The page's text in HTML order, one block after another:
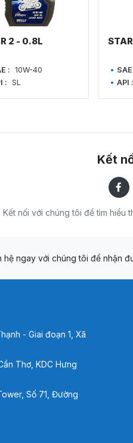
2 - 0.8L
:
10W-40
:
SL
API :
Kết
Kết nối với chúng tôi để tìm hiểu
hệ ngay với chúng tôi để nhận
- Giai đoạn 1, Xã
Thơ, KDC Hưng
Số 71, Đường